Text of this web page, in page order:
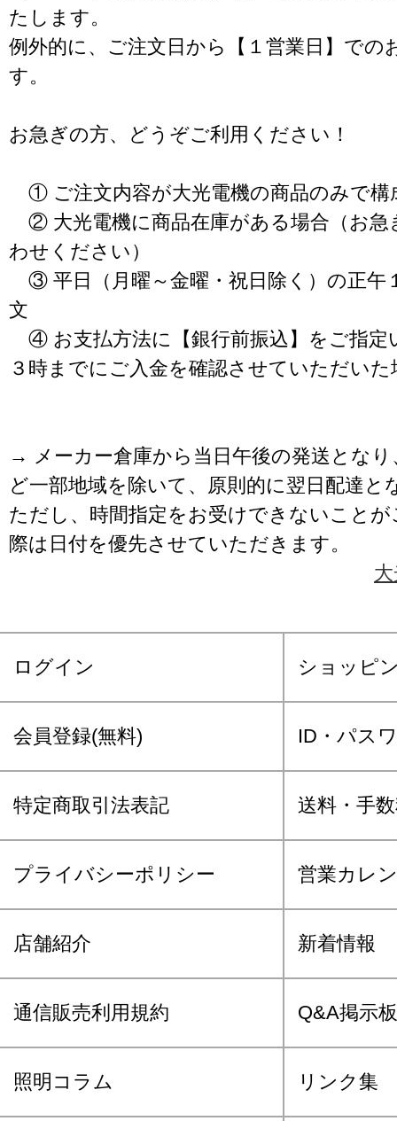
たします。
例外的に、ご注文日から【１営業日】での
す。
お急ぎの方、どうぞご利用ください！
① ご注文内容が大光電機の商品のみで構
② 大光電機に商品在庫がある場合（お急
わせください）
③ 平日（月曜～金曜・祝日除く）の正午
文
④ お支払方法に【銀行前振込】をご指定
３時までにご入金を確認させていただいた
→ メーカー倉庫から当日午後の発送となり
ど一部地域を除いて、原則的に翌日配達と
ただし、時間指定をお受けできないこと
際は日付を優先させていただきます。
ログイン ショッピ
会員登録(無料) ID・パス
特定商取引法表記 送料・手
プライバシーポリシー 営業カレ
店舗紹介 新着情報
通信販売利用規約 Q&A掲示板
照明コラム リンク集